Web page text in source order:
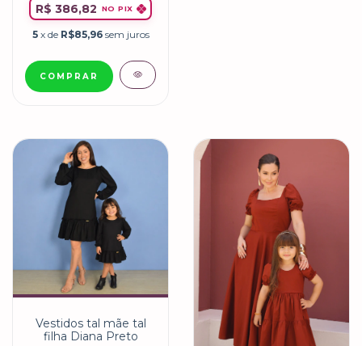
R$ 386,82
NO PIX
5 x de R$85,96 sem juros
COMPRAR
Vestidos tal mãe tal
filha Diana Preto